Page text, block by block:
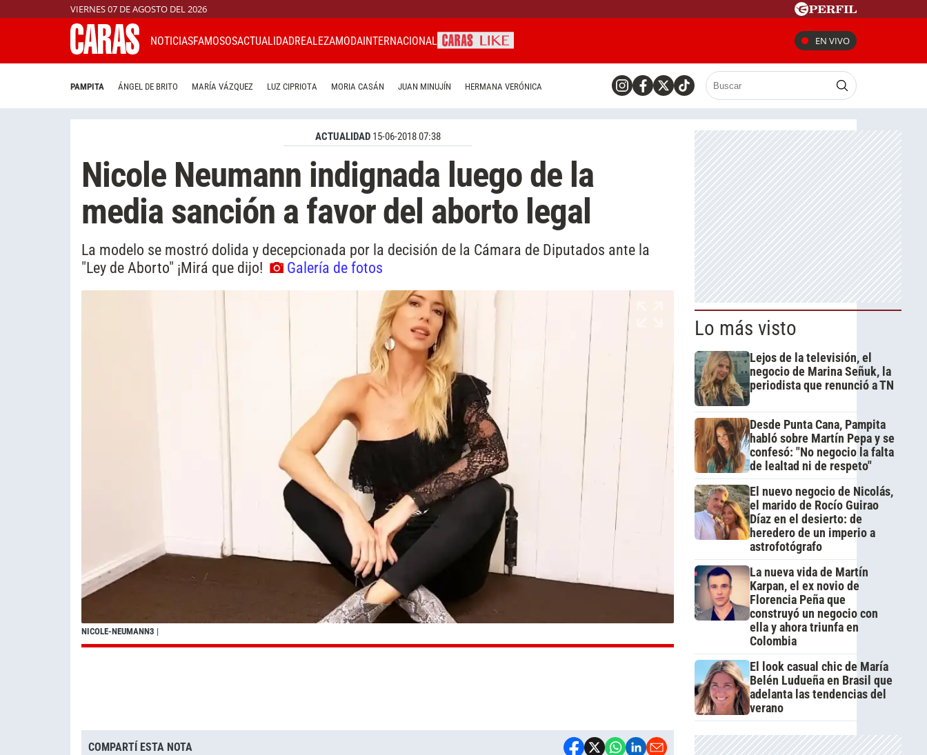
VIERNES 07 DE AGOSTO DEL 2026
NOTICIASFAMOSOSACTUALIDADREALEZAMODAINTERNACIONAL EN VIVO
PAMPITA ÁNGEL DE BRITO MARÍA VÁZQUEZ LUZ CIPRIOTA MORIA CASÁN JUAN MINUJÍN HERMANA VERÓNICA
ACTUALIDAD 15-06-2018 07:38
Nicole Neumann indignada luego de la
media sanción a favor del aborto legal
La modelo se mostró dolida y decepcionada por la decisión de la Cámara de Diputados ante la
"Ley de Aborto" ¡Mirá que dijo!
Galería de fotos
NICOLE-NEUMANN3 |
COMPARTÍ ESTA NOTA
Lo más visto
Lejos de la televisión, el
negocio de Marina Señuk, la
periodista que renunció a TN
Desde Punta Cana, Pampita
habló sobre Martín Pepa y se
confesó: "No negocio la falta
de lealtad ni de respeto"
El nuevo negocio de Nicolás,
el marido de Rocío Guirao
Díaz en el desierto: de
heredero de un imperio a
astrofotógrafo
La nueva vida de Martín
Karpan, el ex novio de
Florencia Peña que
construyó un negocio con
ella y ahora triunfa en
Colombia
El look casual chic de María
Belén Ludueña en Brasil que
adelanta las tendencias del
verano